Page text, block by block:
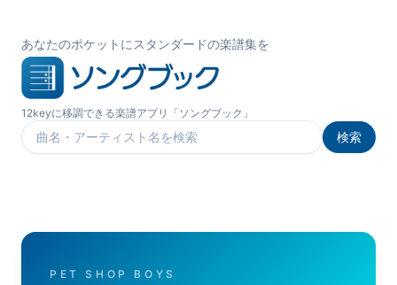
あなたのポケットにスタンダードの楽譜集を
12keyに移調できる楽譜アプリ「ソングブック」
楽曲を検索
検索
PET SHOP BOYS